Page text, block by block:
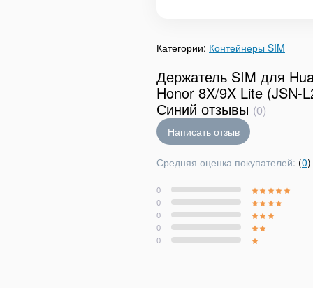
Категории: Контейнеры SIM
Держатель SIM для
Honor 8X/9X Lite (JSN-
Синий отзывы (0)
Написать отзыв
Средняя оценка покупателей: (0)
0
0
0
0
0